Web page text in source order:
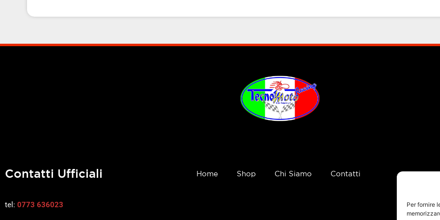
Per fornire
Contatti Ufficiali
tel: 0773 636023
Home Shop Chi Siamo Contatti